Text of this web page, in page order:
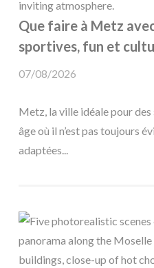
Que faire à Metz
sportives, fun et
07/08/2026
Metz, la ville idéale pour des
âge où il n’est pas toujours
adaptées...